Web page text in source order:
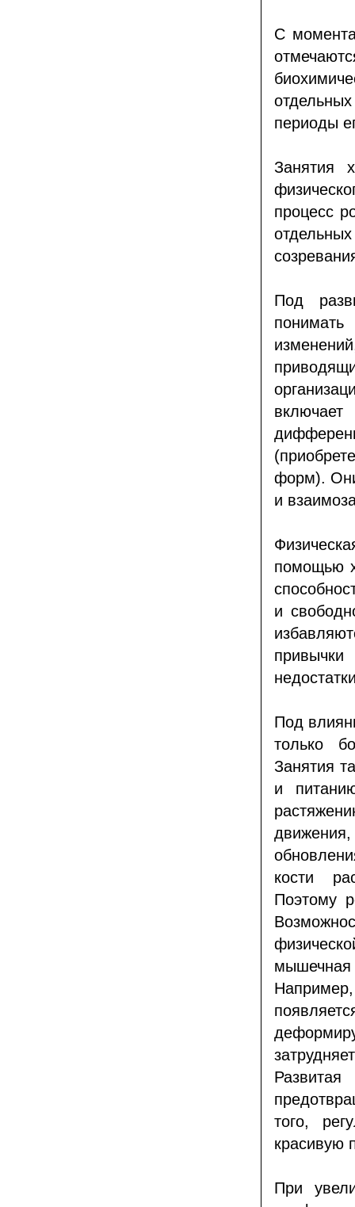
С
периоды
Занятия
процесс
Под
форм).
и
помощью
и
привычки
Под
только
Занятия
и
кости
Поэтому
мышечная
Развитая
того,
красивую
При